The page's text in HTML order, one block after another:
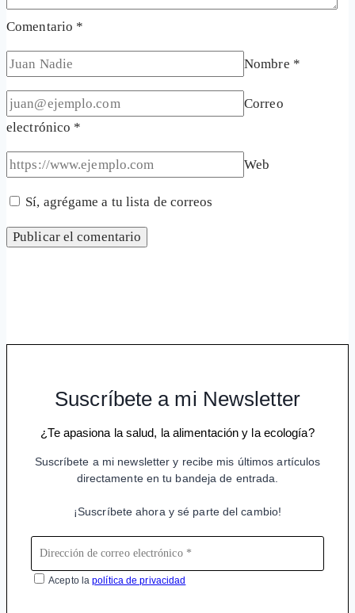
Comentario *
Nombre *
Correo
electrónico *
Web
Sí, agrégame a tu lista de correos
Suscríbete a mi Newsletter
¿Te apasiona la salud, la alimentación y la ecología?
Suscríbete a mi newsletter y recibe mis últimos artículos
directamente en tu bandeja de entrada.
¡Suscríbete ahora y sé parte del cambio!
Acepto lapolítica de privacidad